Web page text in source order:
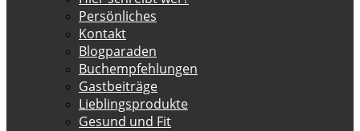
Persönliches
Kontakt
Blogparaden
Buchempfehlungen
Gastbeiträge
Lieblingsprodukte
Gesund und Fit